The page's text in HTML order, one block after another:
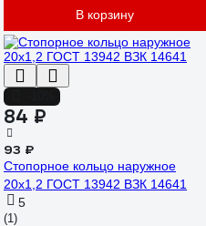
В корзину
84 ₽
93 ₽
Стопорное кольцо наружное
20x1,2 ГОСТ 13942 ВЗК 14641
5
(1)